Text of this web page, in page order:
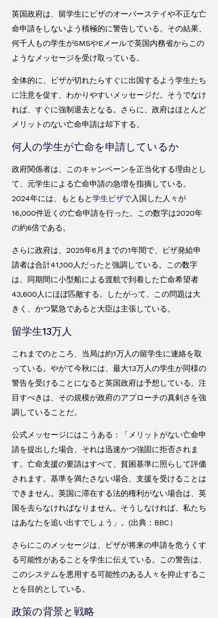
英国政府は、留学生にビザのオーバーステイや不正な亡
命申請をしないよう積極的に警告している。その結果、
何千人もの学生がSMSやEメールで英国内務省からこの
ようなメッセージを受け取っている。
全体的に、ビザが切れたらすぐに出国するよう学生たち
に注意を促す、わかりやすいメッセージだ。そうでなけ
れば、すぐに強制退去となる。さらに、政府はほとんど
メリットのない亡命申請は却下する。
何人の学生が亡命を申請しているか
政府関係者は、このキャンペーンを正当化する理由とし
て、元学生による亡命申請の急増を指摘している。
2024年には、もともと学生ビザで入国した人々が
16,000件近くの亡命申請を行った。この数字は2020年
の約6倍である。
さらに政府は、2025年6月までの1年間で、ビザ発給申
請者は合計41,100人だったと強調している。この数字
は、同期間に小型船による渡航で到着した亡命希望者
43,600人にほぼ匹敵する。したがって、この問題は大
きく、かつ緊急であると大臣は主張している。
留学生13万人
これまでのところ、当局は約1万人の留学生に連絡を取
っている。やがて今秋には、最大13万人の学生が同様の
警告を受けることになると英国政府は予想している。注
目すべきは、その規模が政府のアプローチの真剣さを強
調していることだ。
公式メッセージにはこうある：「メリットがない亡命申
請を提出した場合、それは迅速かつ強固に拒否されま
す。亡命支援の要請はすべて、貧困基準に照らして評価
されます。基準を満たさない場合、支援を受けることは
できません。英国に滞在する法的権利がない場合は、英
国を去らなければなりません。そうしなければ、私たち
はあなたを追い出すでしょう」。(出典：BBC）
さらにこのメッセージは、ビザが将来の申請を危うくす
る可能性があることを学生に伝えている。この警告は、
このシステムを悪用する可能性のある人々を抑止するこ
とを目的としている。
政策の背景と戦略